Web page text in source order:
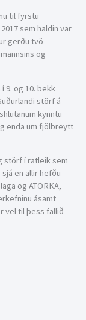
til fyrstu
sem haldin var
gerðu tvö
og
9. og 10. bekk
störf á
kynntu
enda um fjölbreytt
störf í ratleik sem
en allir hefðu
og ATORKA,
ásamt
vel til þess fallið